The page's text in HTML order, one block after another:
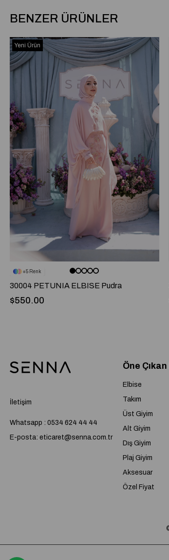
BENZER ÜRÜNLER
5
30004 PETUNIA ELBISE Pudra
$550.00
Yeni Ürün
İletişim
Whatsapp : 0534 624 44 44
E-posta: eticaret@senna.com.tr
Öne
Elbise
Takım
Üst Giyim
Alt Giyim
Dış Giyim
Plaj Giyim
Aksesuar
Özel Fiyat